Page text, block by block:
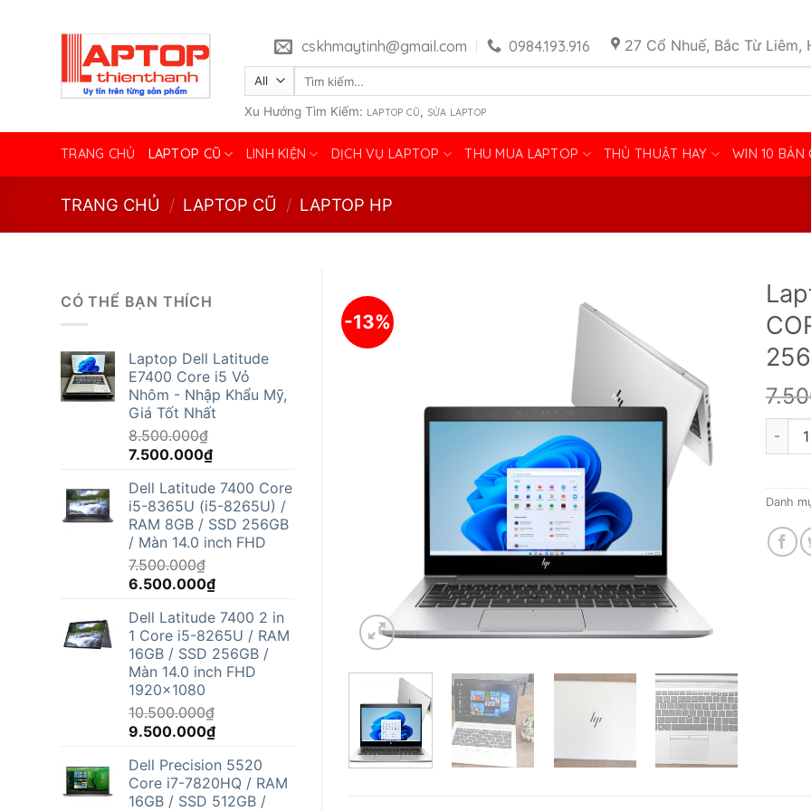
cskhmaytinh@gmail.com 0984.193.916 27 Cổ Nhuế, Bắc Từ Liêm,
Tìm
Xu Hướng Tìm Kiếm: LAPTOP CŨ, SỬA LAPTOP
TRANG CHỦ LAPTOP CŨ LINH KIỆN DỊCH VỤ LAPTOP THU MUA LAPTOP THỦ THUẬT HAY WIN 10 BẢN
TRANG CHỦ / LAPTOP CŨ / LAPTOP HP
CÓ THỂ BẠN THÍCH
Laptop Dell Latitude
E7400 Core i5 Vỏ
Nhôm - Nhập Khẩu Mỹ,
Giá Tốt Nhất
8.500.000₫
Giá
là:
8.500.000₫.
7.500.000₫Giá
tại
là:
7.500.000₫.
Dell Latitude 7400 Core
i5-8365U (i5-8265U) /
RAM 8GB / SSD 256GB
/ Màn 14.0 inch FHD
7.500.000₫
Giá
là:
7.500.000₫.
6.500.000₫Giá
tại
là:
6.500.000₫.
Dell Latitude 7400 2 in
1 Core i5-8265U / RAM
16GB / SSD 256GB /
Màn 14.0 inch FHD
1920x1080
10.500.000₫
Giá
là:
10.500.000₫.
9.500.000₫Giá
tại
là:
9.500.000₫.
Dell Precision 5520
Core i7-7820HQ / RAM
16GB / SSD 512GB /
-13%
Danh